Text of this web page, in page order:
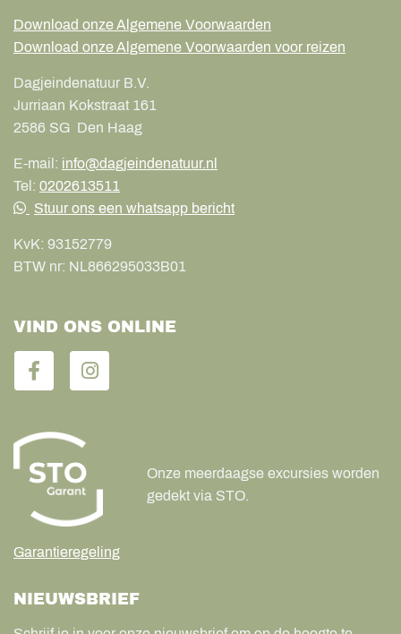
Download onze Algemene Voorwaarden
Download onze Algemene Voorwaarden voor reizen
Dagjeindenatuur B.V.
Jurriaan Kokstraat 161
2586 SG Den Haag
E-mail: info@dagjeindenatuur.nl
Tel: 0202613511
Stuur ons een whatsapp bericht
KvK: 93152779
BTW nr: NL866295033B01
VIND ONS ONLINE
Garantieregeling
Onze meerdaagse excursies worden
gedekt via STO.
NIEUWSBRIEF